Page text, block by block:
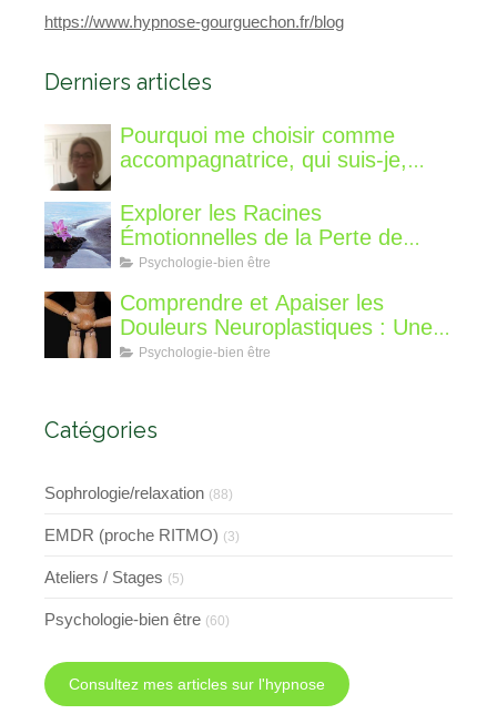
https://www.hypnose-gourguechon.fr/blog
Derniers articles
Pourquoi me choisir comme
accompagnatrice, qui suis-je,
différent?
Explorer les Racines
Émotionnelles de la Perte de
Poids : Un Voyage Intérieur
Psychologie-bien être
Comprendre et Apaiser les
Douleurs Neuroplastiques : Une
Approche avec l'Hypnose,
Psychologie-bien être
Catégories
Sophrologie/relaxation (88)
EMDR (proche RITMO) (3)
Ateliers / Stages (5)
Psychologie-bien être (60)
Consultez mes articles sur l'hypnose